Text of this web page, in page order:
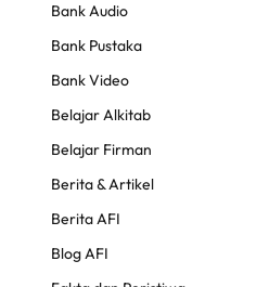
Bank Audio
Bank Pustaka
Bank Video
Belajar Alkitab
Belajar Firman
Berita & Artikel
Berita AFI
Blog AFI